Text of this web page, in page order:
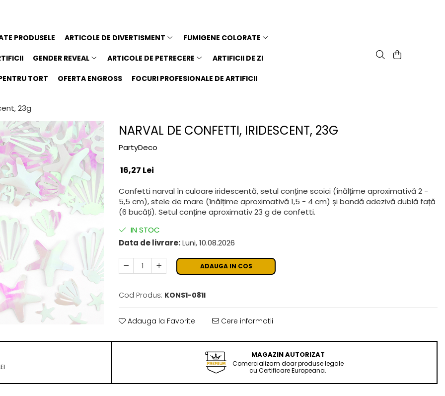
PRODUSELE ARTICOLE DE DIVERTISMENT FUMIGENE COLORATE
GENDER REVEAL ARTICOLE DE PETRECERE ARTIFICII DE ZI
TORT OFERTA ENGROSS FOCURI PROFESIONALE DE ARTIFICII
23g
NARVAL DE CONFETTI, IRIDESCENT, 23G
PartyDeco
16,27 Lei
Confetti narval în culoare iridescentă, setul conține scoici (înălțime aproximativă 2 -
5,5 cm), stele de mare (înălțime aproximativă 1,5 - 4 cm) și bandă adezivă dublă față
(6 bucăți). Setul conține aproximativ 23 g de confetti.
IN STOC
Data de livrare:Luni, 10.08.2026
ADAUGA IN COS
Cod Produs: KONS1-081I
Adauga la Favorite Cere informatii
MAGAZIN AUTORIZAT
Comercializam doar produse legale
cu Certificare Europeana.